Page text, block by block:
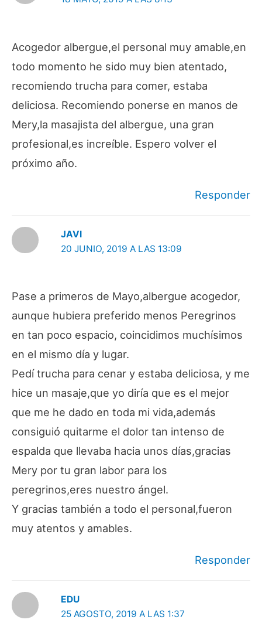
Acogedor albergue,el personal muy amable,en
todo momento he sido muy bien atentado,
recomiendo trucha para comer, estaba
deliciosa. Recomiendo ponerse en manos de
Mery,la masajista del albergue, una gran
profesional,es increíble. Espero volver el
próximo año.
Responder
JAVI
20 JUNIO, 2019 A LAS 13:09
Pase a primeros de Mayo,albergue acogedor,
aunque hubiera preferido menos Peregrinos
en tan poco espacio, coincidimos muchísimos
en el mismo día y lugar.
Pedí trucha para cenar y estaba deliciosa, y me
hice un masaje,que yo diría que es el mejor
que me he dado en toda mi vida,además
consiguió quitarme el dolor tan intenso de
espalda que llevaba hacia unos días,gracias
Mery por tu gran labor para los
peregrinos,eres nuestro ángel.
Y gracias también a todo el personal,fueron
muy atentos y amables.
Responder
EDU
25 AGOSTO, 2019 A LAS 1:37